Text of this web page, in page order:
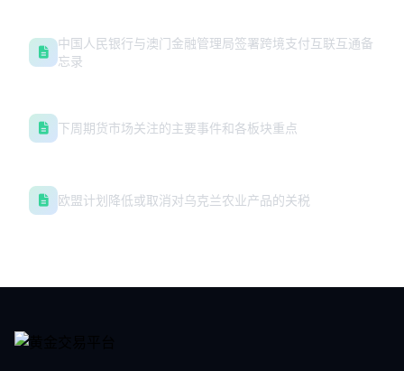
中国人民银行与澳门金融管理局签署跨境支付互联互通备
忘录
下周期货市场关注的主要事件和各板块重点
欧盟计划降低或取消对乌克兰农业产品的关税